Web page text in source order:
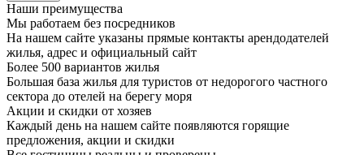
Наши преимущества
Мы работаем без посредников
На нашем сайте указаны прямые контакты арендодателей
жилья, адрес и официальный сайт
Более 500 вариантов жилья
Большая база жилья для туристов от недорогого частного
сектора до отелей на берегу моря
Акции и скидки от хозяев
Каждый день на нашем сайте появляются горящие
предложения, акции и скидки